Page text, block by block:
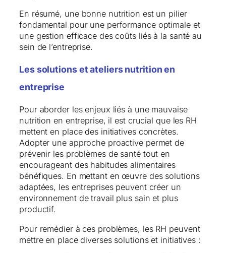
En résumé, une bonne nutrition est un pilier
fondamental pour une performance optimale et
une gestion efficace des coûts liés à la santé au
sein de l’entreprise.
Les solutions et ateliers nutrition en
entreprise
Pour aborder les enjeux liés à une mauvaise
nutrition en entreprise, il est crucial que les RH
mettent en place des initiatives concrètes.
Adopter une approche proactive permet de
prévenir les problèmes de santé tout en
encourageant des habitudes alimentaires
bénéfiques. En mettant en œuvre des solutions
adaptées, les entreprises peuvent créer un
environnement de travail plus sain et plus
productif.
Pour remédier à ces problèmes, les RH peuvent
mettre en place diverses solutions et initiatives :